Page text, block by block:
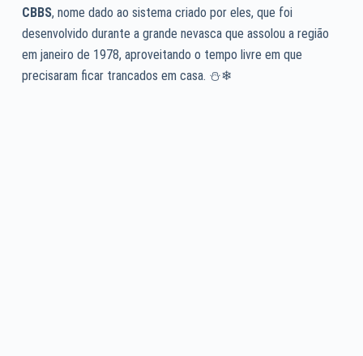
CBBS, nome dado ao sistema criado por eles, que foi
desenvolvido durante a grande nevasca que assolou a região
em janeiro de 1978, aproveitando o tempo livre em que
precisaram ficar trancados em casa. ⛄❄